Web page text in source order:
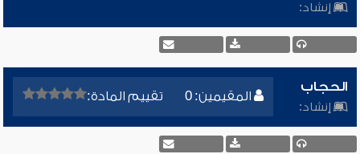
إنشاد:
المقيمين: 0 تقييم المادة:
الحجاب
إنشاد: